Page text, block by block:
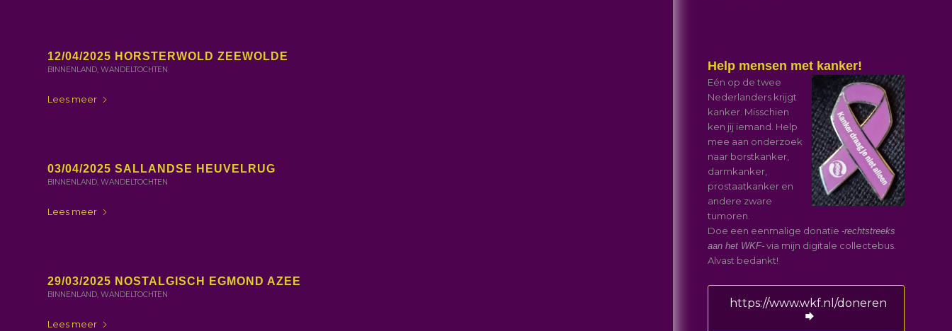
12/04/2025 HORSTERWOLD ZEEWOLDE
BINNENLAND, WANDELTOCHTEN
Lees meer
03/04/2025 SALLANDSE HEUVELRUG
BINNENLAND, WANDELTOCHTEN
Lees meer
29/03/2025 NOSTALGISCH EGMOND AZEE
BINNENLAND, WANDELTOCHTEN
Lees meer
Help mensen met kanker!
Eén op de twee
Nederlanders krijgt
kanker. Misschien
ken jij iemand. Help
mee aan onderzoek
naar borstkanker,
darmkanker,
prostaatkanker en
andere zware
tumoren.
Doe een eenmalige donatie-rechtstreeks
aan het WKF- via mijn digitale collectebus.
Alvast bedankt!
https://www.wkf.nl/doneren